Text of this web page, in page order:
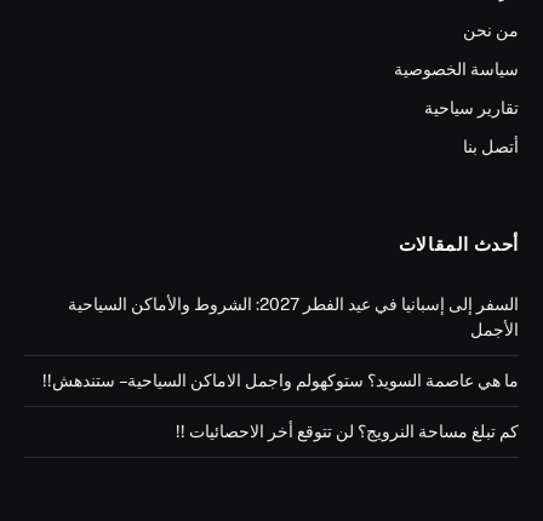
من نحن
سياسة الخصوصية
تقارير سياحية
أتصل بنا
أحدث المقالات
السفر إلى إسبانيا في عيد الفطر 2027: الشروط والأماكن السياحية
الأجمل
ما هي عاصمة السويد؟ ستوكهولم واجمل الاماكن السياحية – ستندهش!!
كم تبلغ مساحة النرويج؟ لن تتوقع أخر الاحصائيات !!